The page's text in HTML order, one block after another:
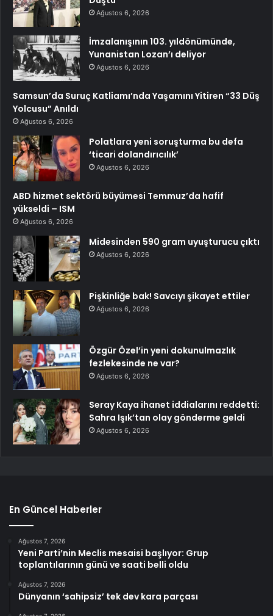
Ağustos 6, 2026
İmzalanışının 103. yıldönümünde,
Yunanistan Lozan’ı deliyor
Ağustos 6, 2026
Samsun’da Suruç Katliamı’nda Yaşamını Yitiren “33 Düş
Yolcusu” Anıldı
Ağustos 6, 2026
Polatlara yeni soruşturma bu defa
‘ticari dolandırıcılık’
Ağustos 6, 2026
ABD hizmet sektörü büyümesi Temmuz’da hafif
yükseldi – ISM
Ağustos 6, 2026
Midesinden 590 gram uyuşturucu çıktı
Ağustos 6, 2026
Pişkinliğe bak! Savcıyı şikayet ettiler
Ağustos 6, 2026
Özgür Özel’in yeni dokunulmazlık
fezlekesinde ne var?
Ağustos 6, 2026
Seray Kaya ihanet iddialarını reddetti:
Sahra Işık’tan olay gönderme geldi
Ağustos 6, 2026
En Güncel Haberler
Ağustos 7, 2026
Yeni Parti’nin Meclis mesaisi başlıyor: Grup
toplantılarının günü ve saati belli oldu
Ağustos 7, 2026
Dünyanın ‘sahipsiz’ tek dev kara parçası